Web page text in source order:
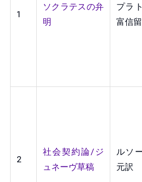
1
ソクラテスの弁
明
プラ
富信
2
社会契約論/ジ
ュネーヴ草稿
ルソ
元訳